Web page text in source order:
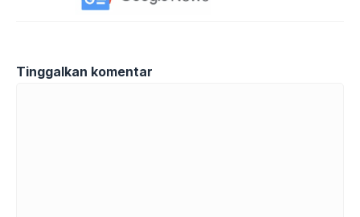
Tinggalkan komentar